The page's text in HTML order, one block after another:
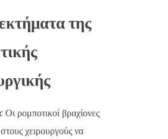
της
: Οι ρομποτικοί βραχίονες
χειρουργούς να